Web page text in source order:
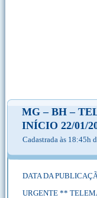
MG – BH –
INÍCIO 22/01/
Cadastrada às 18:45h
DATA DA
URGENTE **